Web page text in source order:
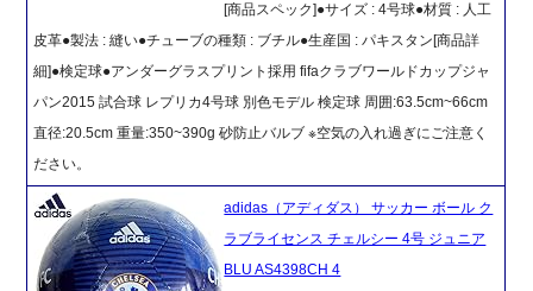
[商品スペック]●サイズ : 4号球●材質 : 人工
皮革●製法 : 縫い●チューブの種類 : ブチル●生産国 : パキスタン[商品詳
細]●検定球●アンダーグラスプリント採用 fifaクラブワールドカップジャ
パン2015 試合球 レプリカ4号球 別色モデル 検定球 周囲:63.5cm~66cm
直径:20.5cm 重量:350~390g 砂防止バルブ ※空気の入れ過ぎにご注意く
ださい。
adidas（アディダス） サッカー ボール ク
ラブライセンス チェルシー 4号 ジュニア
BLU AS4398CH 4